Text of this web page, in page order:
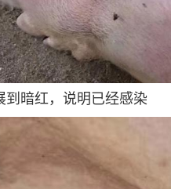
到暗红，说明已经感染